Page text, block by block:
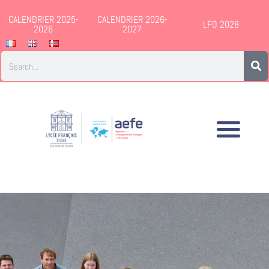
CALENDRIER 2025-
2026
CALENDRIER 2026-
2027 LFO 2028